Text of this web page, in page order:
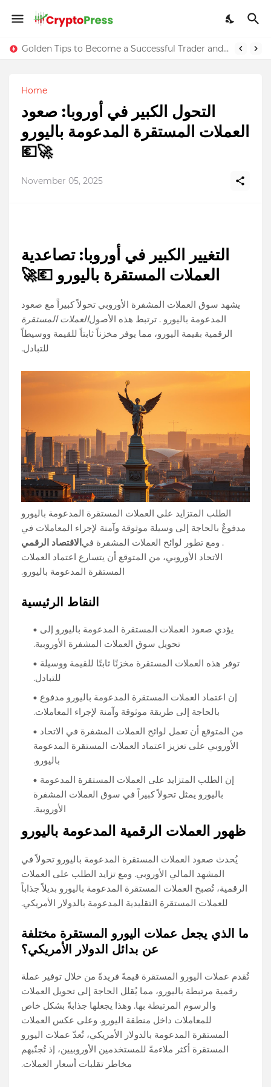
Golden Tips to Become a Successful Trader and Maximize Your Profits
Home
التحول الكبير في أوروبا: صعود
العملات المستقرة المدعومة باليورو
💶🚀
November 05, 2025
التغيير الكبير في أوروبا: تصاعدية
العملات المستقرة باليورو 💶🚀
يشهد سوق العملات المشفرة الأوروبي تحولاً كبيراً مع صعود
العملات المستقرةالمدعومة باليورو . ترتبط هذه الأصول
الرقمية بقيمة اليورو، مما يوفر مخزناً ثابتاً للقيمة ووسيطاً
للتبادل.
الطلب المتزايد على العملات المستقرة المدعومة باليورو
مدفوعٌ بالحاجة إلى وسيلة موثوقة وآمنة لإجراء المعاملات في
الاقتصاد الرقمي. ومع تطور لوائح العملات المشفرة في
الاتحاد الأوروبي، من المتوقع أن يتسارع اعتماد العملات
المستقرة المدعومة باليورو.
النقاط الرئيسية
يؤدي صعود العملات المستقرة المدعومة باليورو إلى
تحويل سوق العملات المشفرة الأوروبية.
توفر هذه العملات المستقرة مخزنًا ثابتًا للقيمة ووسيلة
للتبادل.
إن اعتماد العملات المستقرة المدعومة باليورو مدفوع
بالحاجة إلى طريقة موثوقة وآمنة لإجراء المعاملات.
من المتوقع أن تعمل لوائح العملات المشفرة في الاتحاد
الأوروبي على تعزيز اعتماد العملات المستقرة المدعومة
باليورو.
إن الطلب المتزايد على العملات المستقرة المدعومة
باليورو يمثل تحولاً كبيراً في سوق العملات المشفرة
الأوروبية.
ظهور العملات الرقمية المدعومة باليورو
يُحدث صعود العملات المستقرة المدعومة باليورو تحولاً في
المشهد المالي الأوروبي. ومع تزايد الطلب على العملات
الرقمية، تُصبح العملات المستقرة المدعومة باليورو بديلاً جذاباً
للعملات المستقرة التقليدية المدعومة بالدولار الأمريكي.
ما الذي يجعل عملات اليورو المستقرة مختلفة
عن بدائل الدولار الأمريكي؟
تُقدم عملات اليورو المستقرة قيمةً فريدةً من خلال توفير عملة
رقمية مرتبطة باليورو، مما يُقلل الحاجة إلى تحويل العملات
والرسوم المرتبطة بها. وهذا يجعلها جذابةً بشكل خاص
للمعاملات داخل منطقة اليورو. وعلى عكس العملات
المستقرة المدعومة بالدولار الأمريكي، تُعدّ عملات اليورو
المستقرة أكثر ملاءمةً للمستخدمين الأوروبيين، إذ تُجنّبهم
مخاطر تقلبات أسعار العملات.